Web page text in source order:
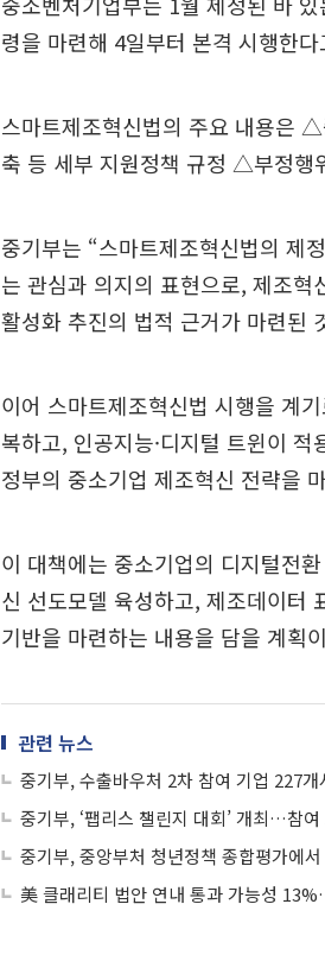
령을 마련해 4일부터 본격 시행한
스마트제조혁신법의 주요 내용은
축 등 세부 지원정책 규정 △부정행
중기부는 “스마트제조혁신법의 제
는 관심과 의지의 표현으로, 제조
활성화 추진의 법적 근거가 마련된
이어 스마트제조혁신법 시행을 계
복하고, 인공지능·디지털 트윈이
정부의 중소기업 제조혁신 전략을
이 대책에는 중소기업의 디지털전
신 선도모델 육성하고, 제조데이터
기반을 마련하는 내용을 담을 계획
관련 뉴스
중기부, 수출바우처 2차 참여 기업 227개
중기부, ‘팹리스 챌린지 대회’ 개최…참
중기부, 중앙부처 청년정책 종합평가에서
美 클래리티 법안 연내 통과 가능성